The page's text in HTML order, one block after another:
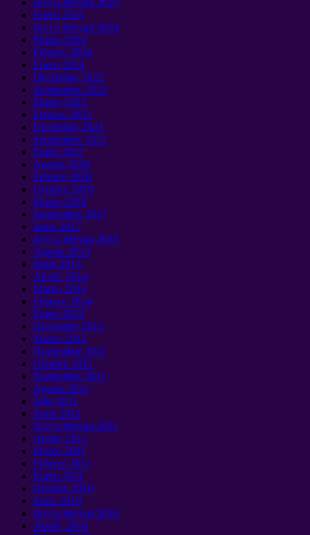
Enero 2025
Je'el u béeytal 2024
Marzo 2024
Febrero 2024
Enero 2024
Diciembre 2022
Septiembre 2022
Marzo 2022
Febrero 2022
Diciembre 2021
Septiembre 2021
Enero 2021
Agosto 2020
Febrero 2020
Octubre 2019
Marzo 2018
Septiembre 2017
Junio 2017
Je'el u béeytal 2015
Agosto 2014
Junio 2014
Abrile' 2014
Marzo 2014
Febrero 2014
Enero 2014
Diciembre 2012
Marzo 2012
Noviembre 2011
Octubre 2011
Septiembre 2011
Agosto 2011
Julio 2011
Junio 2011
Je'el u béeytal 2011
Abrile' 2011
Marzo 2011
Febrero 2011
Enero 2011
Octubre 2010
Junio 2010
Je'el u béeytal 2010
Abrile' 2010